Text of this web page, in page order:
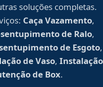
soluções completas.
Caça Vazamento,
de Ralo,
de Esgoto,
de Vaso, Instalação
de Box.